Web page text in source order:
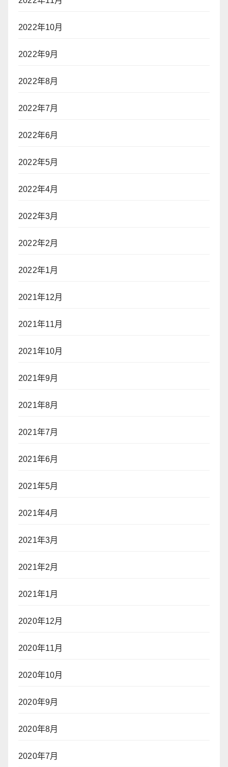
2022年10月
2022年9月
2022年8月
2022年7月
2022年6月
2022年5月
2022年4月
2022年3月
2022年2月
2022年1月
2021年12月
2021年11月
2021年10月
2021年9月
2021年8月
2021年7月
2021年6月
2021年5月
2021年4月
2021年3月
2021年2月
2021年1月
2020年12月
2020年11月
2020年10月
2020年9月
2020年8月
2020年7月